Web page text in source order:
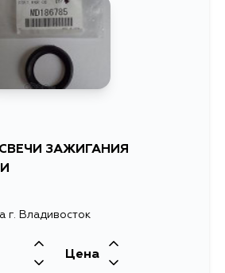
ЗАЖИГАНИЯ
г. Владивосток
Цена